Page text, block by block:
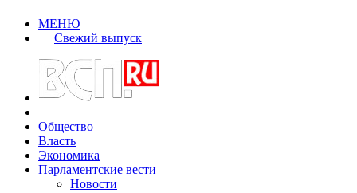
МЕНЮ
Свежий выпуск
Общество
Власть
Экономика
Парламентские вести
Новости